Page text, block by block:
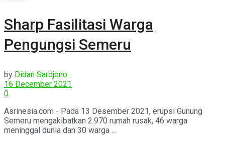
Sharp Fasilitasi Warga
Pengungsi Semeru
by Didan Sardjono
16 December 2021
0
Asrinesia.com - Pada 13 Desember 2021, erupsi Gunung
Semeru mengakibatkan 2.970 rumah rusak, 46 warga
meninggal dunia dan 30 warga ...